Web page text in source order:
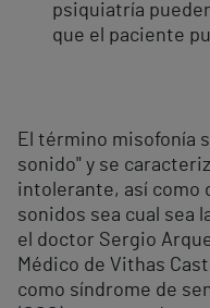
psiquiatría
que el paciente
El término misofonía
sonido" y se
intolerante, así como
sonidos sea cual sea
el doctor Sergio
Médico de Vithas
como síndrome de